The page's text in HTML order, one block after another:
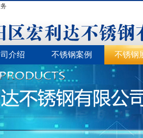
介绍 不锈钢案例 不锈钢